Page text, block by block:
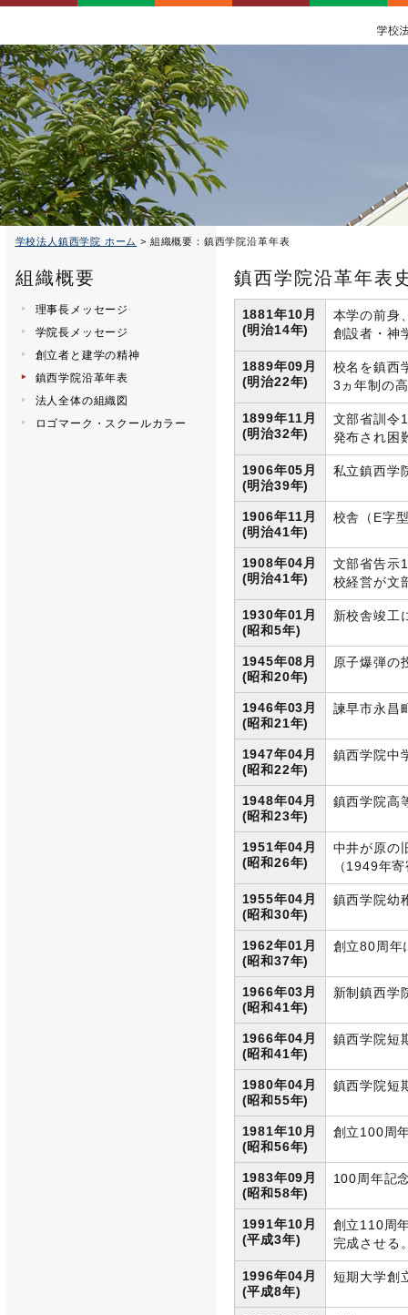
学校法人鎮西学院 ホーム > 組織概要：鎮西学院沿革年表
組織概要
理事長メッセージ
学院長メッセージ
創立者と建学の精神
鎮西学院沿革年表
法人全体の組織図
ロゴマーク・スクールカラー
鎮西学院沿革年表
1881年10月
(明治14年)
本学の前身
創設者・神
1889年09月
(明治22年)
校名を鎮西
3ヵ年制の
1899年11月
(明治32年)
文部省訓令
発布され困
1906年05月
(明治39年)
私立鎮西学
1906年11月
(明治41年)
校舎（E字
1908年04月
(明治41年)
文部省告示
校経営が文
1930年01月
(昭和5年)
新校舎竣工
1945年08月
(昭和20年)
原子爆弾の
1946年03月
(昭和21年)
諫早市永昌
1947年04月
(昭和22年)
鎮西学院中
1948年04月
(昭和23年)
鎮西学院高
1951年04月
(昭和26年)
中井が原の
（1949年
1955年04月
(昭和30年)
鎮西学院幼
1962年01月
(昭和37年)
創立80周年
1966年03月
(昭和41年)
新制鎮西学
1966年04月
(昭和41年)
鎮西学院短
1980年04月
(昭和55年)
鎮西学院短
1981年10月
(昭和56年)
創立100周
1983年09月
(昭和58年)
100周年記
1991年10月
(平成3年)
創立110周
完成させる
1996年04月
(平成8年)
短期大学創